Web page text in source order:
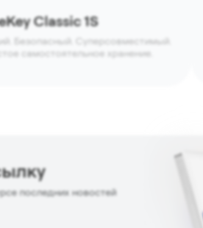
Classic 1S
Безопасный. Суперсовместимый.
самостоятельное хранение.
последних новостей